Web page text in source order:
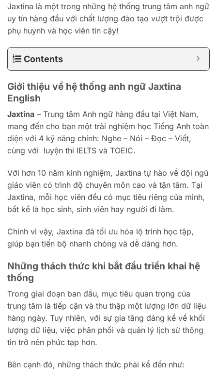
Jaxtina là một trong những hệ thống trung tâm anh ngữ
uy tín hàng đầu với chất lượng đào tạo vượt trội được
phụ huynh và học viên tin cậy!
Contents
Giới thiệu về hệ thống anh ngữ Jaxtina
English
Jaxtina – Trung tâm Anh ngữ hàng đầu tại Việt Nam,
mang đến cho bạn một trải nghiệm học Tiếng Anh toàn
diện với 4 kỹ năng chính: Nghe – Nói – Đọc – Viết,
cùng với luyện thi IELTS và TOEIC.
Với hơn 10 năm kinh nghiệm, Jaxtina tự hào về đội ngũ
giáo viên có trình độ chuyên môn cao và tận tâm. Tại
Jaxtina, mỗi học viên đều có mục tiêu riêng của mình,
bất kể là học sinh, sinh viên hay người đi làm.
Chính vì vậy, Jaxtina đã tối ưu hóa lộ trình học tập,
giúp bạn tiến bộ nhanh chóng và dễ dàng hơn.
Những thách thức khi bắt đầu triển khai hệ
thống
Trong giai đoạn ban đầu, mục tiêu quan trọng của
trung tâm là tiếp cận và thu thập một lượng lớn dữ liệu
hàng ngày. Tuy nhiên, với sự gia tăng đáng kể về khối
lượng dữ liệu, việc phân phối và quản lý lịch sử thông
tin trở nên phức tạp hơn.
Bên cạnh đó, những thách thức phải kể đến như: